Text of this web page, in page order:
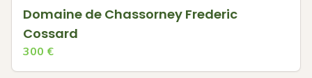
Domaine de Chassorney Frederic
Cossard
300 €